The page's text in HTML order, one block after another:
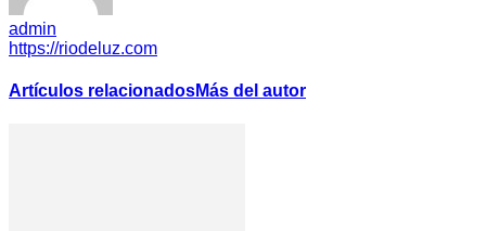
admin
https://riodeluz.com
Artículos relacionadosMás del autor